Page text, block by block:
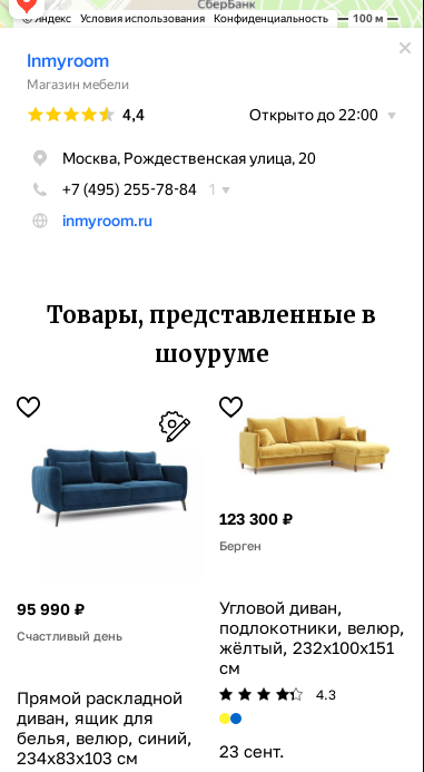
Товары, представленные в
шоуруме
95 990 ₽
Счастливый день
Прямой раскладной
диван, ящик для
белья, велюр, синий,
234x83x103 см
123 300 ₽
Берген
Угловой диван,
подлокотники, велюр,
жёлтый, 232x100x151
см
4.3
23 сент.